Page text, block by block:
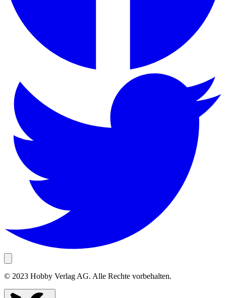
© 2023 Hobby Verlag AG. Alle Rechte vorbehalten.